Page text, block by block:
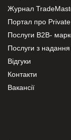
Журнал
Портал про
Послуги В2В-
Послуги з надання
Відгуки
Контакти
Вакансії